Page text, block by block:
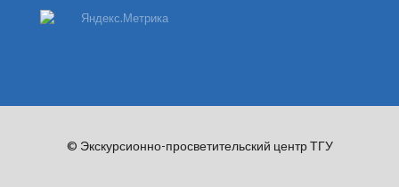
© Экскурсионно-просветительский центр ТГУ